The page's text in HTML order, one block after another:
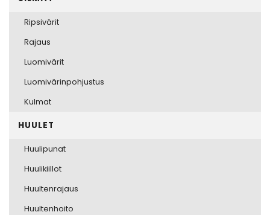
Ripsivärit
Rajaus
Luomivärit
Luomivärinpohjustus
Kulmat
HUULET
Huulipunat
Huulikiillot
Huultenrajaus
Huultenhoito